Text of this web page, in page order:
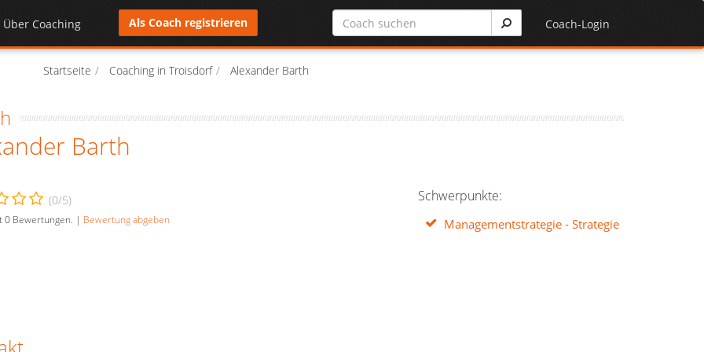
Über Coaching Coach-Login
Als Coach registrieren
Startseite Coaching in Troisdorf Alexander Barth
Barth
(0/5)
0Bewertungen. | Bewertung abgeben
Schwerpunkte:
Managementstrategie - Strategie